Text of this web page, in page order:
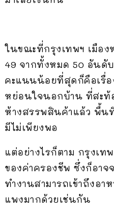
ในขณะที่กรุงเทพฯ เมือ
49 จากทั้งหมด 50 อันดั
คะแนนน้อยที่สุดก็คือเรื่
หย่อนใจนอกบ้าน ที่สะท้
ห้างสรรพสินค้าแล้ว พื้น
มีไม่เพียงพอ
แต่อย่างไรก็ตาม กรุงเท
ของค่าครองชีพ ซึ่งก็อาจ
ทำงานสามารถเข้าถึงอ
แพงมากด้วยเช่นกัน